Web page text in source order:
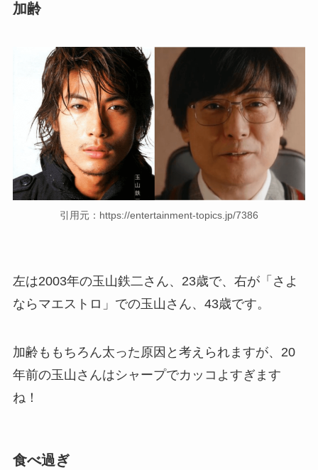
加齢
引用元：https://entertainment-topics.jp/7386
左は2003年の玉山鉄二さん、23歳で、右が「さよ
ならマエストロ」での玉山さん、43歳です。
加齢ももちろん太った原因と考えられますが、20
年前の玉山さんはシャープでカッコよすぎます
ね！
食べ過ぎ